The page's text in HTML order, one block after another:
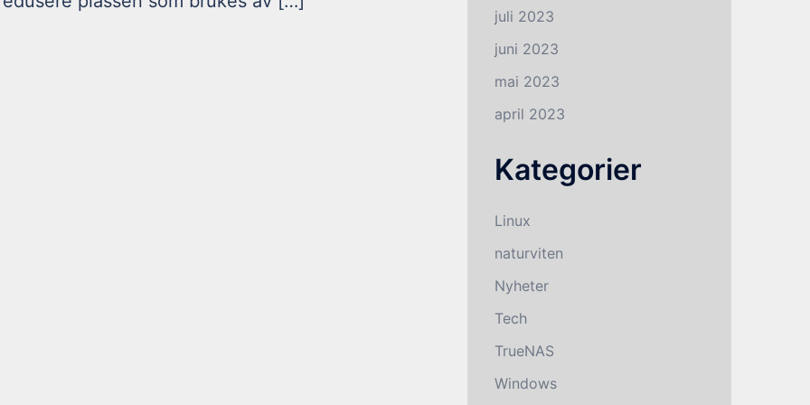
juli 2023
juni 2023
mai 2023
april 2023
Kategorier
Linux
naturviten
Nyheter
Tech
TrueNAS
Windows